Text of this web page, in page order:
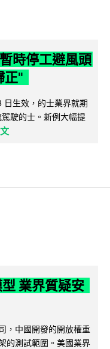
時停工避風頭
正"
生效，的士業界就期
駛的士。新例大幅提
業界質疑安
，中國開發的開放權重
的測試範圍。美國業界